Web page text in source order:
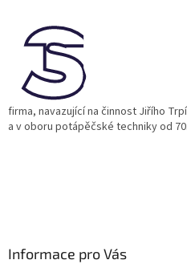
firma, navazující na činnost Jiřího
a v oboru potápěčské techniky od
Informace pro Vás